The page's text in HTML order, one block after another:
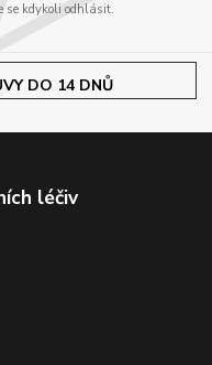
se kdykoli odhlásit.
DO 14 DNŮ
léčiv